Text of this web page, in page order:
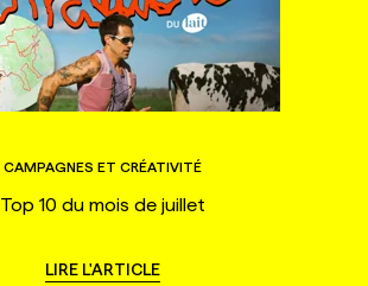
CAMPAGNES ET CRÉATIVITÉ
Top 10 du mois de juillet
LIRE L'ARTICLE